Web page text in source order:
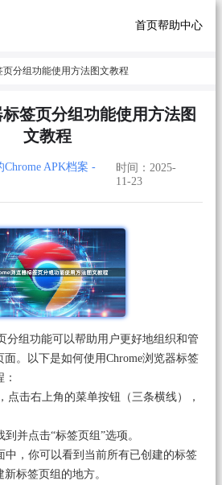
首页帮助中心
页分组功能使用方法图文教程
签页分组功能使用方法图
文教程
APK档案 -
时间：2025-
11-23
分组功能可以帮助用户更好地组织和管
。以下是如何使用Chrome浏览器标签
点击右上角的菜单按钮（三条横线），
并点击“标签页组”选项。
中，你可以看到当前所有已创建的标签
标签页组的地方。